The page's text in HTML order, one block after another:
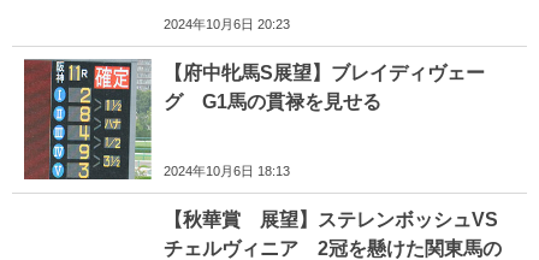
2024年10月6日 20:23
【府中牝馬S展望】ブレイディヴェー
グ G1馬の貫禄を見せる
2024年10月6日 18:13
【秋華賞 展望】ステレンボッシュVS
チェルヴィニア 2冠を懸けた関東馬の